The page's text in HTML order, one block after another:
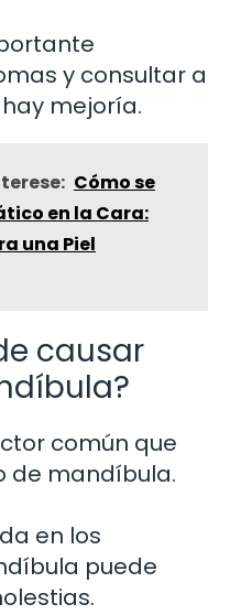
y consultar a
mejoría.
Cómo se
en la Cara:
una Piel
causar
común que
de mandíbula.
en los
puede